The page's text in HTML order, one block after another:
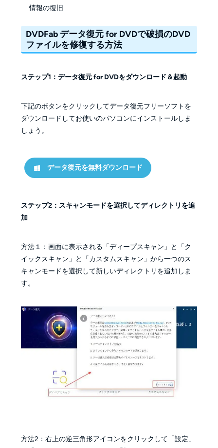
情報の復旧
DVDFab データ復元 for DVDで破損のDVD
ファイルを修復する方法
ステップ1：データ復元 for DVDをダウンロード＆起動
下記のボタンをクリックしてデータ復元フリーソフトを
ダウンロードしてお使いのパソコンにインストールしま
しょう。
データ復元を無料ダウンロード
ステップ2：スキャンモードを選択してディレクトリを追
加
方法１：画面に表示される「ディープスキャン」と「ク
イックスキャン」と「カスタムスキャン」から一つのス
キャンモードを選択して新しいディレクトリを追加しま
す。
方法2：右上の逆三角形アイコンをクリックして「設定」